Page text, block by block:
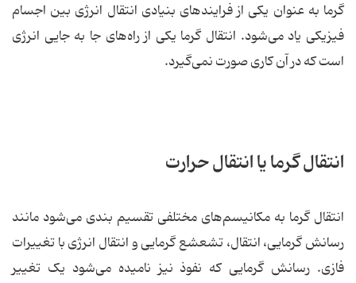
گرما به عنوان یکی از فرایندهای بنیادی انتقال انرژی بین اجسام
فیزیکی یاد می‌شود. انتقال گرما یکی از راه‌های جا به ‌جایی انرژی
است که در آن کاری صورت نمی‌گیرد.
انتقال گرما یا انتقال حرارت
انتقال گرما به مکانیسم‌های مختلفی تقسیم بندی می‌شود مانند
رسانش گرمایی، انتقال، تشعشع گرمایی و انتقال انرژی با تغییرات
فازی. رسانش گرمایی که نفوذ نیز نامیده می‌شود یک تغییر